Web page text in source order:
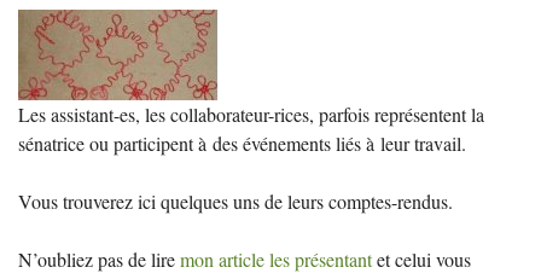
Les assistant-es, les collaborateur-rices, parfois représentent la
sénatrice ou participent à des événements liés à leur travail.
Vous trouverez ici quelques uns de leurs comptes-rendus.
N’oubliez pas de liremon article les présentantet celui vous